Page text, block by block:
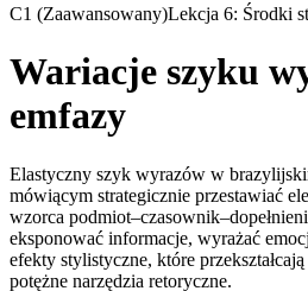
C1 (Zaawansowany)Lekcja 6: Środki
Wariacje szyku
emfazy
Elastyczny szyk wyrazów w
mówiącym strategicznie przestawiać
wzorca
eksponować informacje, wyrażać
efekty stylistyczne, które
potężne narzędzia retoryczne.